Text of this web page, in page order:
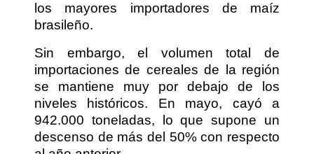
los mayores importadores de maíz
brasileño.
Sin embargo, el volumen total de
importaciones de cereales de la región
se mantiene muy por debajo de los
niveles históricos. En mayo, cayó a
942.000 toneladas, lo que supone un
descenso de más del 50% con respecto